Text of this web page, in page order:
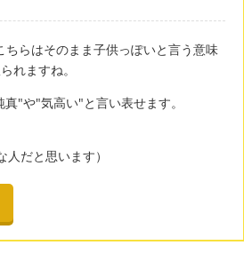
らはそのまま子供っぽいと言う意味
れますね。
"や"気高い"と言い表せます。
だと思います）